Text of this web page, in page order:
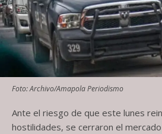
Foto: Archivo/Amapola Periodismo
Ante el riesgo de que este lunes
hostilidades, se cerraron el